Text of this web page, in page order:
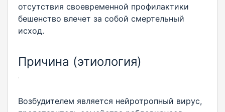
отсутствия своевременной профилактики
бешенство влечет за собой смертельный
исход.
Причина (этиология)
Возбудителем является нейротропный вирус,